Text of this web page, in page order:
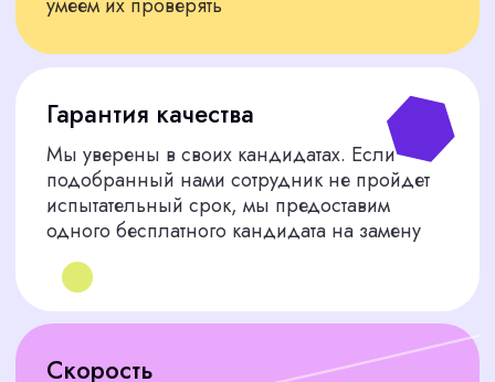
проверенные фрилансеры для выполнения
конкретной задачи
Для разовых проектов
Для HoReCa